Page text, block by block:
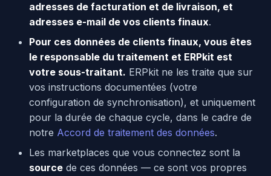
adresses de facturation et de livraison, et
adresses e-mail de vos clients finaux.
Pour ces données de clients finaux, vous êtes
le responsable du traitement et ERPkit est
votre sous-traitant. ERPkit ne les traite que sur
vos instructions documentées (votre
configuration de synchronisation), et uniquement
pour la durée de chaque cycle, dans le cadre de
notre Accord de traitement des données.
Les marketplaces que vous connectez sont la
source de ces données — ce sont vos propres